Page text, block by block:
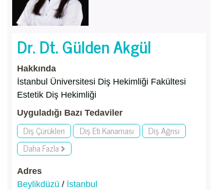
Dr. Dt. Gülden Akgül
Hakkında
İstanbul Üniversitesi Diş Hekimliği Fakültesi
Estetik Diş Hekimliği
Uyguladığı Bazı Tedaviler
Diş Çürükleri Diş Eti Kanaması
Diş Ağrısı
Daha Fazla
Adres
Beylikdüzü / İstanbul